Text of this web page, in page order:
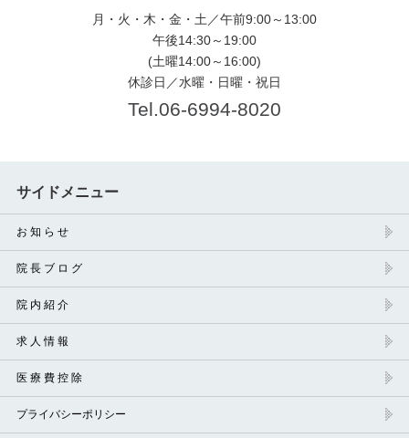
月・火・木・金・土／午前9:00～13:00
午後14:30～19:00
(土曜14:00～16:00)
休診日／水曜・日曜・祝日
Tel.06-6994-8020
サイドメニュー
お 知 ら せ
院 長 ブ ロ グ
院 内 紹 介
求 人 情 報
医 療 費 控 除
プライバシーポリシー